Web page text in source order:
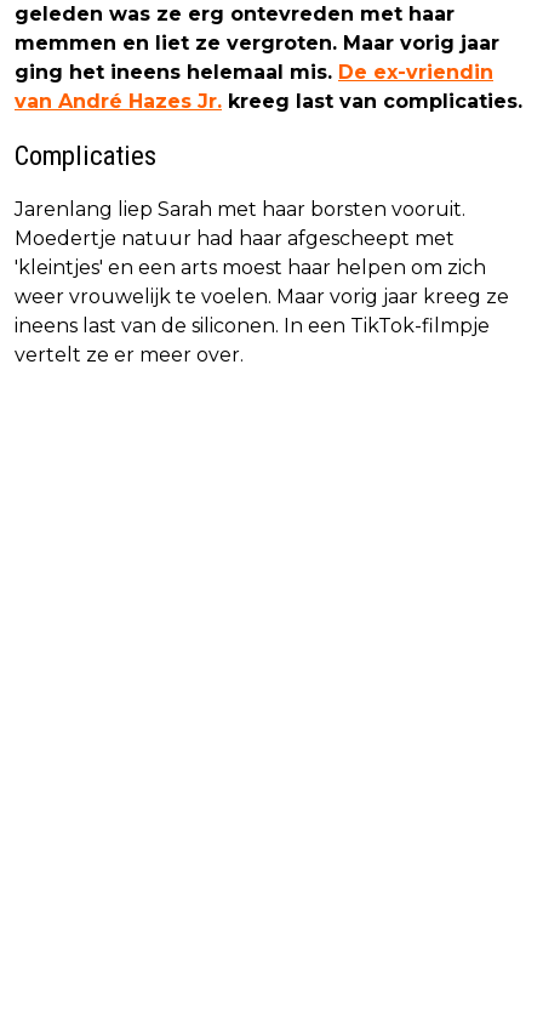
geleden was ze erg ontevreden met haar
memmen en liet ze vergroten. Maar vorig jaar
ging het ineens helemaal mis. De ex-vriendin
van André Hazes Jr. kreeg last van complicaties.
Complicaties
Jarenlang liep Sarah met haar borsten vooruit.
Moedertje natuur had haar afgescheept met
'kleintjes' en een arts moest haar helpen om zich
weer vrouwelijk te voelen. Maar vorig jaar kreeg ze
ineens last van de siliconen. In een TikTok-filmpje
vertelt ze er meer over.